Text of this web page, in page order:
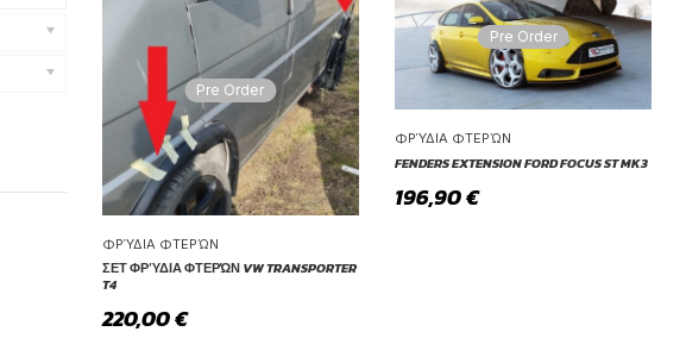
Pre Order
ΦΡΎΔΙΑ ΦΤΕΡΏΝ
ΣΕΤ ΦΡΎΔΙΑ ΦΤΕΡΏΝ VW TRANSPORTER
T4
220,00€
Pre Order
ΦΡΎΔΙΑ ΦΤΕΡΏΝ
FENDERS EXTENSION FORD FOCUS ST MK3
196,90€